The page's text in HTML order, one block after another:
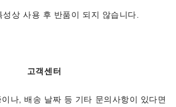
상 사용 후 반품이 되지 않습니다.
고객센터
나, 배송 날짜 등 기타 문의사항이 있다면